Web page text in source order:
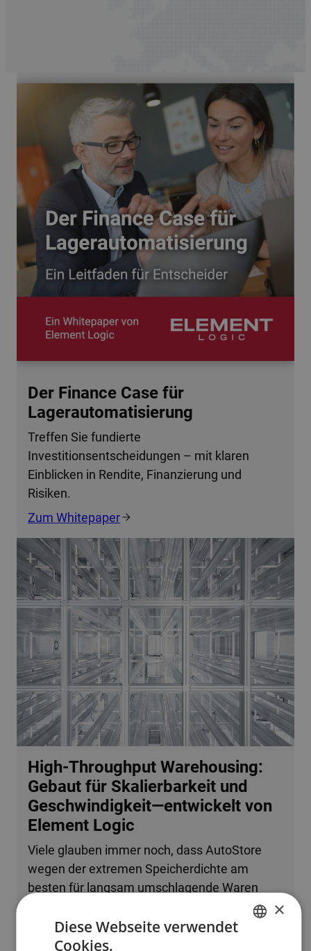
Der Finance Case für
Lagerautomatisierung
Treffen Sie fundierte
Investitionsentscheidungen – mit klaren
Einblicken in Rendite, Finanzierung und
Risiken.
Zum Whitepaper
High-Throughput Warehousing:
Gebaut für Skalierbarkeit und
Geschwindigkeit—entwickelt von
Element Logic
Viele glauben immer noch, dass AutoStore
wegen der extremen Speicherdichte am
besten für langsam umschlagende Waren
oder kleine Betriebe geeignet ist. Tatsache ist,
dass das System problemlos mehrere
zehntausend Bestellzeilen pro Stunde
×
Diese Webseite verwendet
Cookies.